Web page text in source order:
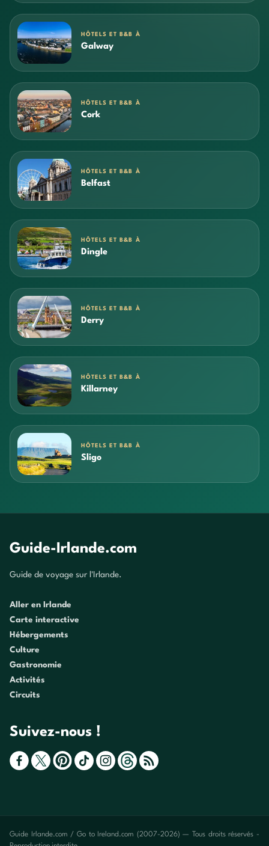
HÔTELS ET B&B À
Galway
HÔTELS ET B&B À
Cork
HÔTELS ET B&B À
Belfast
HÔTELS ET B&B À
Dingle
HÔTELS ET B&B À
Derry
HÔTELS ET B&B À
Killarney
HÔTELS ET B&B À
Sligo
Guide-Irlande.com
Guide de voyage sur l'Irlande.
Aller en Irlande
Carte interactive
Hébergements
Culture
Gastronomie
Activités
Circuits
Suivez-nous !
Guide Irlande.com / Go to Ireland.com (2007-2026) — Tous droits réservés -